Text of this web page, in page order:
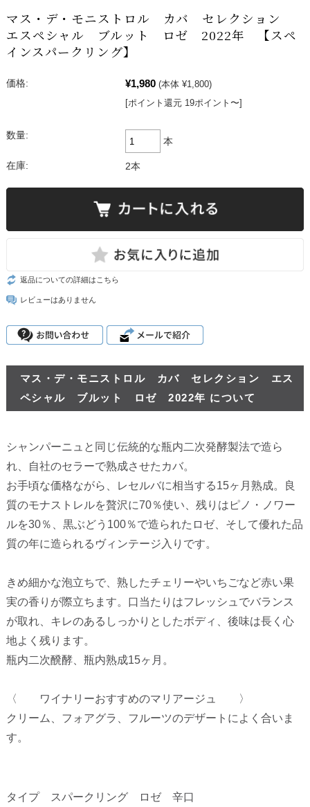
マス・デ・モニストロル カバ セレクション
エスペシャル ブルット ロゼ 2022年 【スペ
インスパークリング】
価格: ¥1,980 (本体 ¥1,800)
[ポイント還元 19ポイント〜]
数量:
本
在庫: 2本
返品についての詳細はこちら
レビューはありません
マス・デ・モニストロル カバ セレクション エス
ペシャル ブルット ロゼ 2022年 について
シャンパーニュと同じ伝統的な瓶内二次発酵製法で造ら
れ、自社のセラーで熟成させたカバ。
お手頃な価格ながら、レセルバに相当する15ヶ月熟成。良
質のモナストレルを贅沢に70％使い、残りはピノ・ノワー
ルを30％、黒ぶどう100％で造られたロゼ、そして優れた品
質の年に造られるヴィンテージ入りです。
きめ細かな泡立ちで、熟したチェリーやいちごなど赤い果
実の香りが際立ちます。口当たりはフレッシュでバランス
が取れ、キレのあるしっかりとしたボディ、後味は長く心
地よく残ります。
瓶内二次醗酵、瓶内熟成15ヶ月。
〈 ワイナリーおすすめのマリアージュ 〉
クリーム、フォアグラ、フルーツのデザートによく合いま
す。
タイプ スパークリング ロゼ 辛口